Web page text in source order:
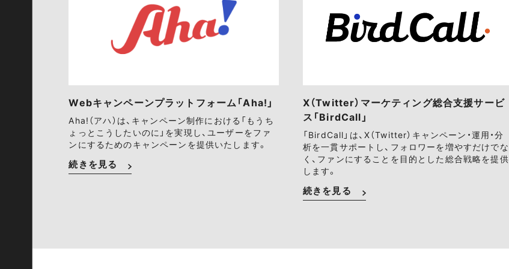
Webキャンペーンプラットフォーム「Aha!」
Aha!（アハ）は、キャンペーン制作における「もうち
ょっとこうしたいのに」を実現し、ユーザーをファ
ンにするためのキャンペーンを提供いたします。
続きを見る
X（Twitter）マーケティング総合支援サービ
ス「BirdCall」
「BirdCall」は、X（Twitter）キャンペーン・運用・分
析を一貫サポートし、フォロワーを増やすだけでな
く、ファンにすることを目的とした総合戦略を提供
します。
続きを見る